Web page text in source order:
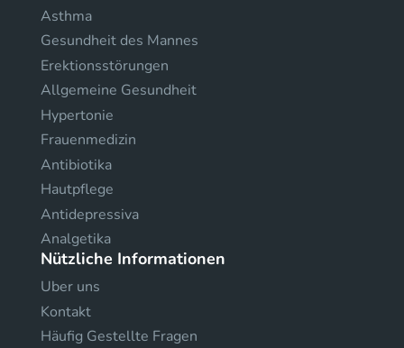
Asthma
Gesundheit des Mannes
Erektionsstörungen
Allgemeine Gesundheit
Hypertonie
Frauenmedizin
Antibiotika
Hautpflege
Antidepressiva
Analgetika
Nützliche Informationen
Uber uns
Kontakt
Häufig Gestellte Fragen